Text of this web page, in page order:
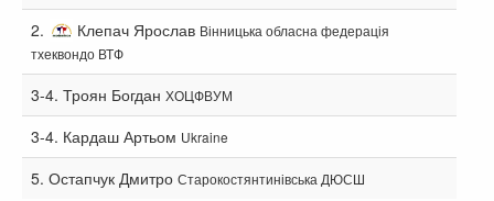
2. Клепач Ярослав Вінницька обласна федерація
тхеквондо ВТФ
3-4. Троян Богдан ХОЦФВУМ
3-4. Кардаш Артьом Ukraine
5. Остапчук Дмитро Старокостянтинівська ДЮСШ